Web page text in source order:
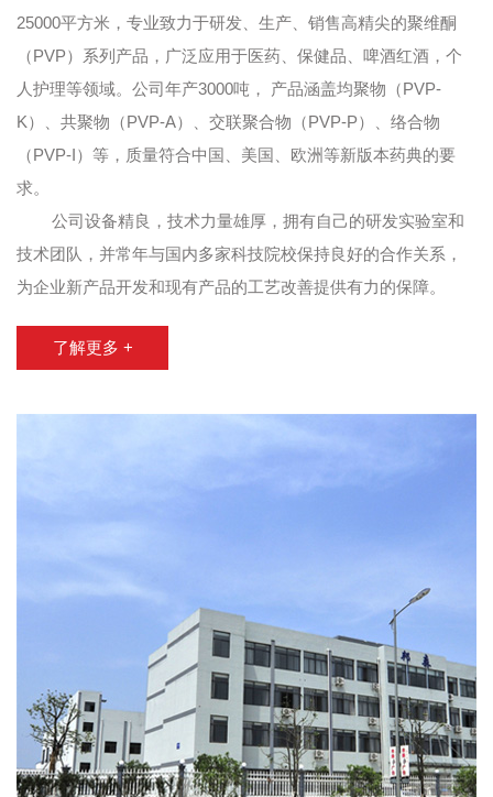
25000平方米，专业致力于研发、生产、销售高精尖的聚维酮
（PVP）系列产品，广泛应用于医药、保健品、啤酒红酒，个
人护理等领域。公司年产3000吨， 产品涵盖均聚物（PVP-
K）、共聚物（PVP-A）、交联聚合物（PVP-P）、络合物
（PVP-I）等，质量符合中国、美国、欧洲等新版本药典的要
求。
公司设备精良，技术力量雄厚，拥有自己的研发实验室和
技术团队，并常年与国内多家科技院校保持良好的合作关系，
为企业新产品开发和现有产品的工艺改善提供有力的保障。
了解更多 +